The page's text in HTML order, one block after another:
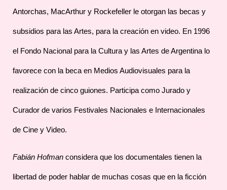
Antorchas, MacArthur y Rockefeller le otorgan las becas y
subsidios para las Artes, para la creación en video. En 1996
el Fondo Nacional para la Cultura y las Artes de Argentina lo
favorece con la beca en Medios Audiovisuales para la
realización de cinco guiones. Participa como Jurado y
Curador de varios Festivales Nacionales e Internacionales
de Cine y Video.
Fabián Hofman considera que los documentales tienen la
libertad de poder hablar de muchas cosas que en la ficción